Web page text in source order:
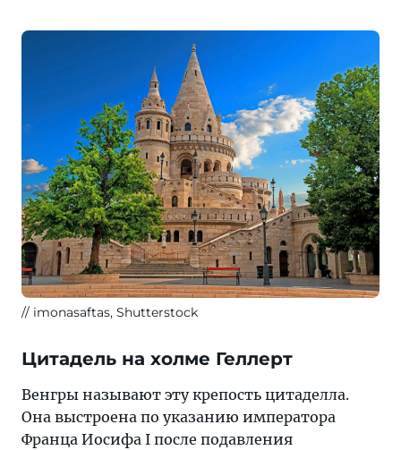
imonasaftas, Shutterstock
Цитадель на холме Геллерт
Венгры называют эту крепость цитаделла.
Она выстроена по указанию императора
Франца Иосифа I после подавления